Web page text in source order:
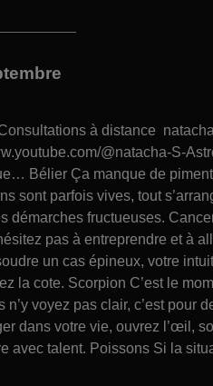
à distance
@natacha-S-
Bélier Ça manque de
sont parfois vives, tout
démarches fructueuses.
pas à entreprendre et à
un cas épineux, votre
la cote. Scorpion C’est le
voyez pas clair, c’est pour
dans votre vie, ouvrez l’œil,
avec talent. Poissons Si la